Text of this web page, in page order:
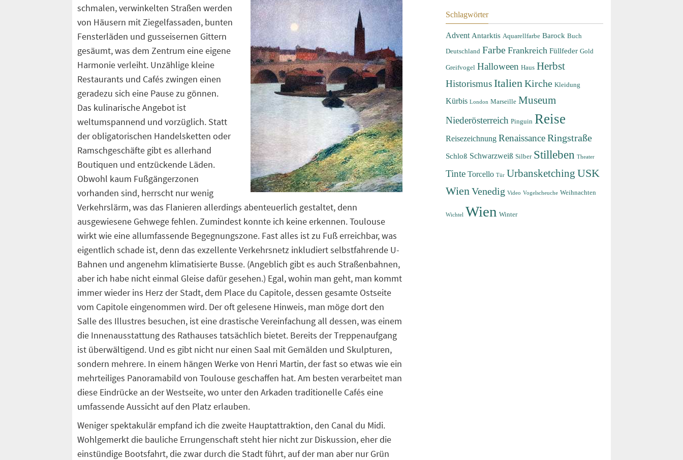
schmalen, verwinkelten Straßen werden
von Häusern mit Ziegelfassaden, bunten
Fensterläden und gusseisernen Gittern
gesäumt, was dem Zentrum eine eigene
Harmonie verleiht. Unzählige kleine
Restaurants und Cafés zwingen einen
geradezu sich eine Pause zu gönnen.
Das kulinarische Angebot ist
weltumspannend und vorzüglich. Statt
der obligatorischen Handelsketten oder
Ramschgeschäfte gibt es allerhand
Boutiquen und entzückende Läden.
Obwohl kaum Fußgängerzonen
vorhanden sind, herrscht nur wenig
Verkehrslärm, was das Flanieren allerdings abenteuerlich gestaltet, denn
ausgewiesene Gehwege fehlen. Zumindest konnte ich keine erkennen. Toulouse
wirkt wie eine allumfassende Begegnungszone. Fast alles ist zu Fuß erreichbar, was
eigentlich schade ist, denn das exzellente Verkehrsnetz inkludiert selbstfahrende U-
Bahnen und angenehm klimatisierte Busse. (Angeblich gibt es auch Straßenbahnen,
aber ich habe nicht einmal Gleise dafür gesehen.) Egal, wohin man geht, man kommt
immer wieder ins Herz der Stadt, dem Place du Capitole, dessen gesamte Ostseite
vom Capitole eingenommen wird. Der oft gelesene Hinweis, man möge dort den
Salle des Illustres besuchen, ist eine drastische Vereinfachung all dessen, was einem
die Innenausstattung des Rathauses tatsächlich bietet. Bereits der Treppenaufgang
ist überwältigend. Und es gibt nicht nur einen Saal mit Gemälden und Skulpturen,
sondern mehrere. In einem hängen Werke von Henri Martin, der fast so etwas wie ein
mehrteiliges Panoramabild von Toulouse geschaffen hat. Am besten verarbeitet man
diese Eindrücke an der Westseite, wo unter den Arkaden traditionelle Cafés eine
umfassende Aussicht auf den Platz erlauben.
Weniger spektakulär empfand ich die zweite Hauptattraktion, den Canal du Midi.
Wohlgemerkt die bauliche Errungenschaft steht hier nicht zur Diskussion, eher die
einstündige Bootsfahrt, die zwar durch die Stadt führt, auf der man aber nur Grün
Schlagwörter
Advent Antarktis Aquarellfarbe Barock Buch
Deutschland Farbe Frankreich Füllfeder Gold
Greifvogel Halloween Haus Herbst
HistorismusItalien Kirche Kleidung
Kürbis London Marseille Museum
Niederösterreich Pinguin Reise
Reisezeichnung RenaissanceRingstraße
Schloß Schwarzweiß Silber Stilleben Theater
Tinte Torcello Tür Urbansketching USK
Wien Venedig Video Vogelscheuche Weihnachten
Wichtel Wien Winter